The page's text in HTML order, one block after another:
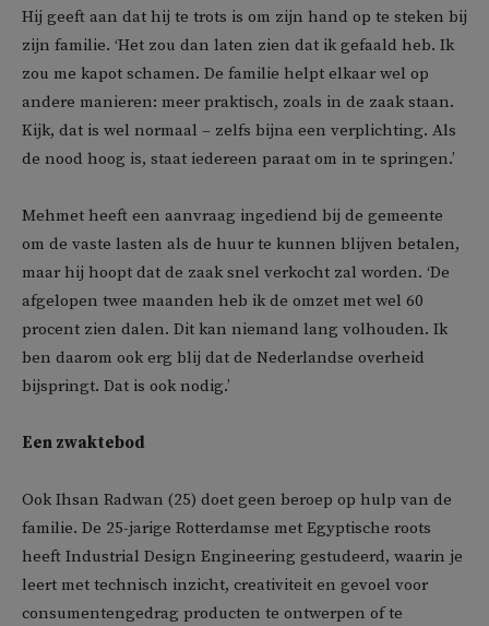
Hij geeft aan dat hij te trots is om zijn hand op te steken bij
zijn familie. ‘Het zou dan laten zien dat ik gefaald heb. Ik
zou me kapot schamen. De familie helpt elkaar wel op
andere manieren: meer praktisch, zoals in de zaak staan.
Kijk, dat is wel normaal – zelfs bijna een verplichting. Als
de nood hoog is, staat iedereen paraat om in te springen.’
Mehmet heeft een aanvraag ingediend bij de gemeente
om de vaste lasten als de huur te kunnen blijven betalen,
maar hij hoopt dat de zaak snel verkocht zal worden. ‘De
afgelopen twee maanden heb ik de omzet met wel 60
procent zien dalen. Dit kan niemand lang volhouden. Ik
ben daarom ook erg blij dat de Nederlandse overheid
bijspringt. Dat is ook nodig.’
Een zwaktebod
Ook Ihsan Radwan (25) doet geen beroep op hulp van de
familie. De 25-jarige Rotterdamse met Egyptische roots
heeft Industrial Design Engineering gestudeerd, waarin je
leert met technisch inzicht, creativiteit en gevoel voor
consumentengedrag producten te ontwerpen of te